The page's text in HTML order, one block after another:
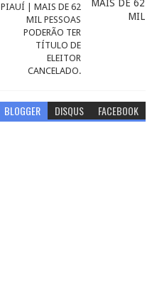
PIAUÍ | MAIS DE 62
MIL PESSOAS
PODERÃO TER
TÍTULO DE
ELEITOR
CANCELADO.
BLOGGER DISQUS FACEBOOK